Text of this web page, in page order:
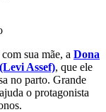
sua mãe, a Dona
Assef), que ele
no parto. Grande
o protagonista